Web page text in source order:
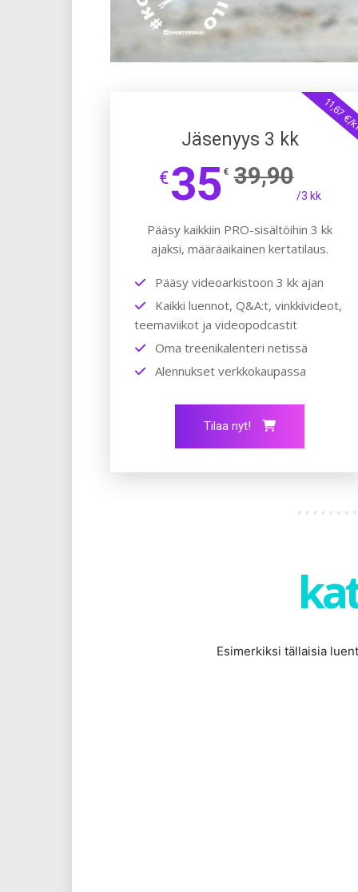
11,67
Jäsenyys 3 kk
€35 € 39,90
/3 kk
Pääsy kaikkiin PRO-sisältöihin 3 kk
ajaksi, määräaikainen kertatilaus.
Pääsy videoarkistoon 3 kk ajan
Kaikki luennot, Q&A:t, vinkkivideot,
teemaviikot ja videopodcastit
Oma treenikalenteri netissä
Alennukset verkkokaupassa
Tilaa nyt!
Esimerkiksi tällaisia